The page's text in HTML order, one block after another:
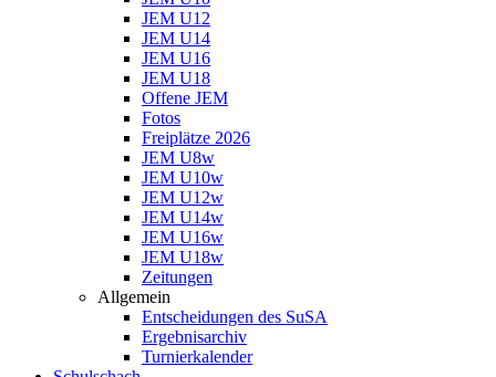
JEM U12
JEM U14
JEM U16
JEM U18
Offene JEM
Fotos
Freiplätze 2026
JEM U8w
JEM U10w
JEM U12w
JEM U14w
JEM U16w
JEM U18w
Zeitungen
Allgemein
Entscheidungen des SuSA
Ergebnisarchiv
Turnierkalender